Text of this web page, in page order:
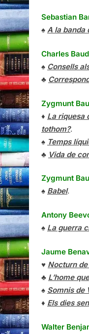
Sebastian
♠ A la banda
Charles
♠ Consells
♣
Zygmunt
♦ La riquesa
tothom?.
♠ Temps
♣ Vida de
Zygmunt
♠ Babel.
Antony
♠ La guerra
Jaume
♥ Nocturn
♣ L’home
♠ Somnis de
♦ Els dies
Walter